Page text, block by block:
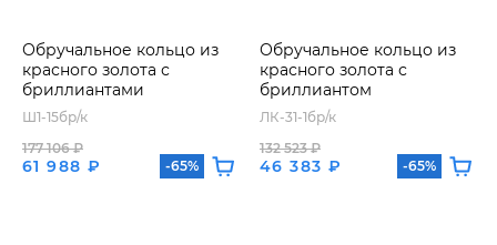
Обручальное кольцо из
красного золота с
бриллиантами
Ш1-15бр/к
61 988 ₽
177 106 ₽
-65%
Обручальное кольцо из
красного золота с
бриллиантом
ЛК-31-1бр/к
46 383 ₽
132 523 ₽
-65%